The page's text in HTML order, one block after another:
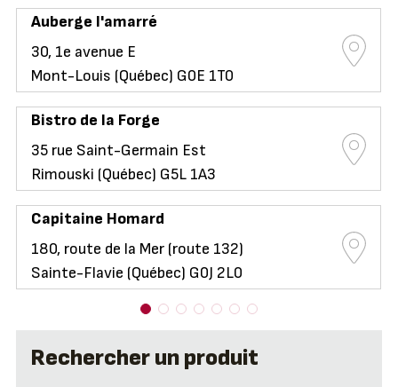
Rechercher un produit
Auberge l'amarré
30, 1e avenue E
Mont-Louis (Québec) G0E 1T0
Bistro de la Forge
35 rue Saint-Germain Est
Rimouski (Québec) G5L 1A3
Capitaine Homard
180, route de la Mer (route 132)
Sainte-Flavie (Québec) G0J 2L0